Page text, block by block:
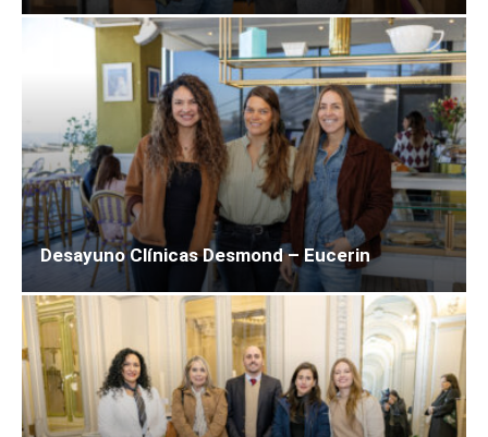
Desayuno Clínicas Desmond – Eucerin